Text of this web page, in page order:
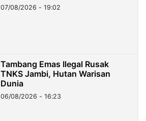
07/08/2026 - 19:02
Tambang Emas Ilegal Rusak
TNKS Jambi, Hutan Warisan
Dunia
06/08/2026 - 16:23